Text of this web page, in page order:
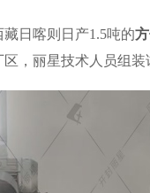
日喀则日产1.5吨的
，丽星技术人员组装